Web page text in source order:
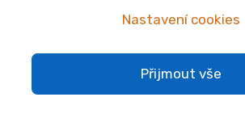
Nastavení cookies
Přijmout vše